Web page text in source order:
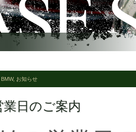
BMW, お知らせ
日のご案内